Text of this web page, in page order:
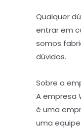
Qualquer
entrar em
somos
dúvidas.
Sobre a
A empresa
é uma
uma